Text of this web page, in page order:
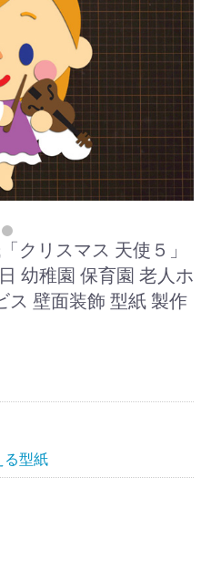
クリスマス 天使５」
幼稚園 保育園 老人ホ
ス 壁面装飾 型紙 製作
る型紙